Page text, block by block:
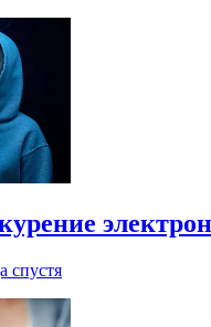
спустя